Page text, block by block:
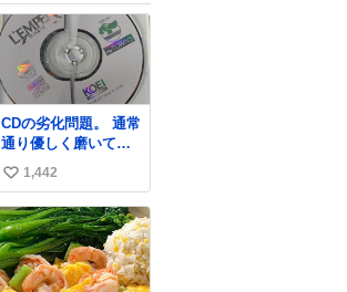
CDの劣化問題。 通常
通り優しく磨いてい
たのですが、 薄い氷
のようにバリッと割
れてしまいまし
た。。 中々高価なソ
フトなので辛いです
😭 数十年後にはCD
ゲームソフト、 みな
い
い
ね
数
1,442